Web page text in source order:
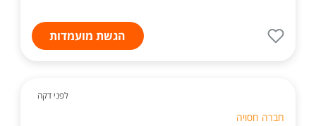
הגשת מועמדות
לפני דקה
חברה חסויה